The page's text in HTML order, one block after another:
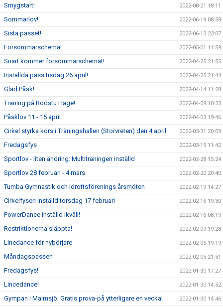
Smygstart! 2022-08-21 18:11
Sommarlov! 2022-06-19 08:58
Sista passet! 2022-06-13 23:07
Försommarschema! 2022-05-01 11:59
Snart kommer försommarschemat! 2022-04-25 21:55
Inställda pass tisdag 26 april! 2022-04-25 21:44
Glad Påsk! 2022-04-14 11:28
Träning på Rödstu Hage! 2022-04-09 10:23
Påsklov 11 - 15 april 2022-04-03 19:46
Cirkel styrka körs i Träningshallen (Storvreten) den 4 april 2022-03-31 20:09
Fredagsfys 2022-03-19 11:42
Sportlov - liten ändring: Multiträningen inställd 2022-02-28 15:24
Sportlov 28 februari - 4 mars 2022-02-20 20:40
Tumba Gymnastik och Idrottsförenings årsmöten 2022-02-19 14:27
Cirkelfysen inställd torsdag 17 februari 2022-02-16 19:30
PowerDance inställd ikväll! 2022-02-16 08:19
Restriktionerna släppta! 2022-02-09 19:28
Linedance för nybörjare 2022-02-06 19:19
Måndagspassen 2022-02-05 21:51
Fredagsfys! 2022-01-30 17:27
Lincedance! 2022-01-30 14:52
Gympan i Malmsjö: Gratis prova-på ytterligare en vecka! 2022-01-30 14:46